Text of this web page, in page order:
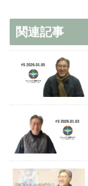
関連記事